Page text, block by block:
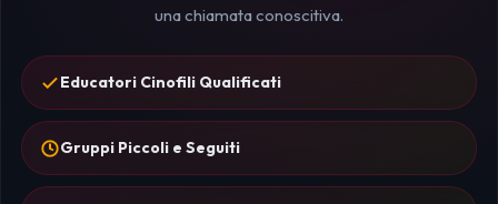
una chiamata conoscitiva.
Educatori Cinofili Qualificati
Gruppi Piccoli e Seguiti